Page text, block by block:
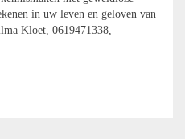
in uw leven en geloven van
Kloet, 0619471338,